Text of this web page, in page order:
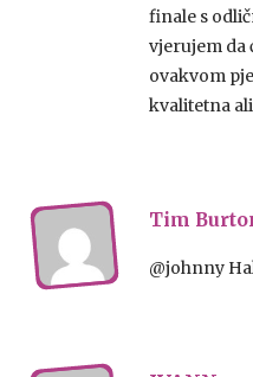
finale s
vjerujem da
ovakvom
kvalitetna
Tim
@johnny